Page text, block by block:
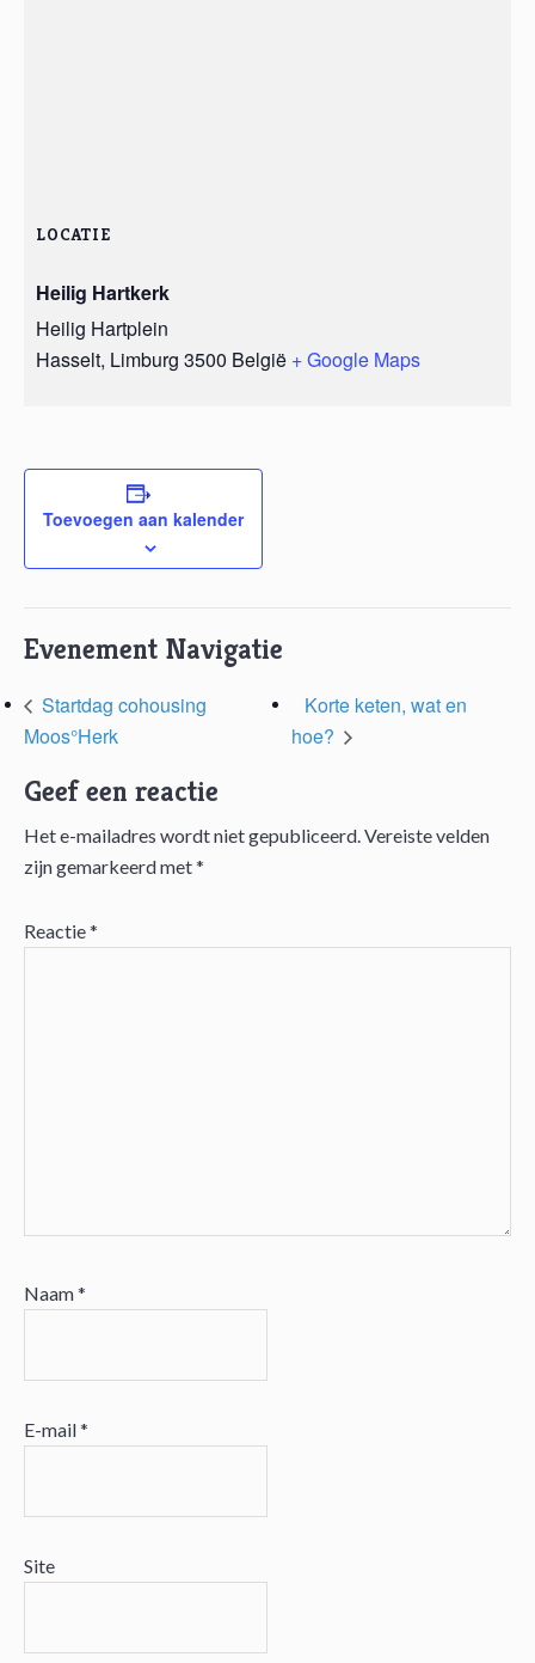
LOCATIE
Heilig Hartkerk
Heilig Hartplein
Hasselt, Limburg 3500 België + Google Maps
Toevoegen aan kalender
Evenement Navigatie
Startdag cohousing
Moos°Herk
Korte keten, wat en
hoe?
Lees
Geef een reactie
Het e-mailadres wordt niet gepubliceerd. Vereiste velden
zijn gemarkeerd met*
Reactie*
Naam*
E-mail*
Site